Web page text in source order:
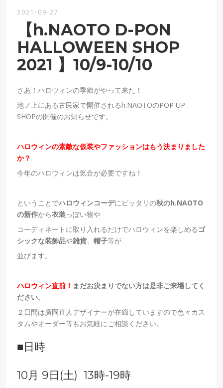
2021-09-27
【h.NAOTO D-PON
HALLOWEEN SHOP
2021 】10/9-10/10
さあ！ハロウィンの季節がやって来た！
池ノ上にある古民家で開催されるh.NAOTOのPOP UP
SHOPの開催のお知らせです。
ハロウィンの素敵な仮装やファッションはもう決まりました
か？
今年のハロウィンは気合が必要ですね！
ということでハロウィンコーデにピッタリの秋のh.NAOTO
の新作から衣装っぽい物や
コーディネートに取り入れるだけでハロウィンを楽しめる ゴ
シックな装飾品や雑貨、帽子等が
並びます。
ハロウィン直前！ まだお決まりでない方は是非ご来場してく
ださい。
２日間は廣岡直人デザイナーが在廊していますので色々カス
タムやオーダー等もお気軽にご相談ください。
■日時
10月 9日(土) 13時-19時